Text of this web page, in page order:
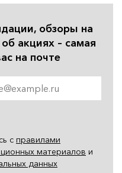
обзоры на
акциях – самая
на почте
с правилами
материалов и
данных